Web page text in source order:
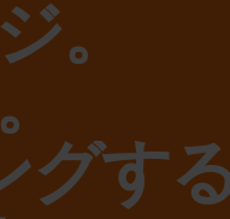
。
。